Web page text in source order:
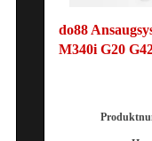
do88
M340i G20